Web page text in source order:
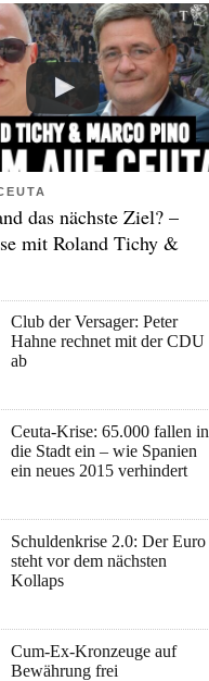
das nächste Ziel? –
mit Roland Tichy &
Club der Versager: Peter
Hahne rechnet mit der CDU
ab
Ceuta-Krise: 65.000 fallen in
die Stadt ein – wie Spanien
ein neues 2015 verhindert
Schuldenkrise 2.0: Der Euro
steht vor dem nächsten
Kollaps
Cum-Ex-Kronzeuge auf
Bewährung frei